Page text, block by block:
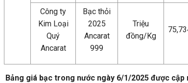
Công ty
Kim Loại
Quý
Ancarat
Bạc thỏi
2025
Ancarat
999
Triệu
đồng/Kg
Bảng giá bạc trong nước ngày 6/1/2025 được cập